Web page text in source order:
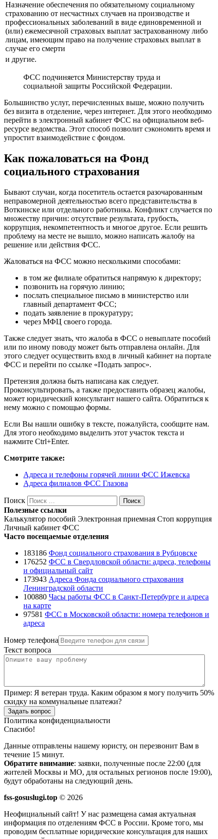
Назначение обеспечения по обязательному социальному
страхованию от несчастных случаев на производстве и
профессиональных заболеваний в виде единовременной и
(или) ежемесячной страховых выплат застрахованному либо
лицам, имеющим право на получение страховых выплат в
случае его смерти
и другие.
ФСС подчиняется Министерству труда и
социальной защиты Российской Федерации.
Большинство услуг, перечисленных выше, можно получить
без визита в отделение, через интернет. Для этого необходимо
перейти в электронный кабинет ФСС на официальном веб-
ресурсе ведомства. Этот способ позволит сэкономить время и
упростит взаимодействие с фондом.
Как пожаловаться на Фонд
социального страхования
Бывают случаи, когда посетитель остается разочарованным
неправомерной деятельностью всего представительства в
Воткинске или отдельного работника. Конфликт случается по
множеству причин: отсутствие результата, грубость,
коррупция, некомпетентность и многое другое. Если решить
проблему на месте не вышло, можно написать жалобу на
решение или действия ФСС.
Жаловаться на ФСС можно несколькими способами:
в том же филиале обратиться напрямую к директору;
позвонить на горячую линию;
послать специальное письмо в министерство или
главный департамент ФСС;
подать заявление в прокуратуру;
через МФЦ своего города.
Также следует знать, что жалоба в ФСС о невыплате пособий
или по иному поводу может быть отправлена онлайн. Для
этого следует осуществить вход в личный кабинет на портале
ФСС и перейти по ссылке «Подать запрос».
Претензия должна быть написана как следует.
Проконсультировать, а также предоставить образец жалобы,
может юридический консультант нашего сайта. Обратиться к
нему можно с помощью формы.
Если Вы нашли ошибку в тексте, пожалуйста, сообщите нам.
Для этого необходимо выделить этот участок текста и
нажмите Ctrl+Enter.
Смотрите также:
Адреса и телефоны горячей линии ФСС Ижевска
Адреса филиалов ФСС Глазова
Поиск Поиск
Полезные ссылки
Калькулятор пособий Электронная приемная Стоп коррупция
Личный кабинет ФСС
Часто посещаемые отделения
183186 Фонд социального страхования в Рубцовске
176252 ФСС в Свердловской области: адреса, телефоны
и официальный сайт
173943 Адреса Фонда социального страхования
Ленинградской области
100880 Часы работы ФСС в Санкт-Петербурге и адреса
на карте
97581 ФСС в Московской области: номера телефонов и
адреса
Номер телефона
Текст вопроса
Пример: Я ветеран труда. Каким образом я могу получить 50%
скидку на коммунальные платежи?
Задать вопрос
Политика конфиденциальности
Спасибо!
Данные отправлены нашему юристу, он перезвонит Вам в
течение 15 минут.
Обратите внимание: заявки, полученные после 22:00 (для
жителей Москвы и МО, для остальных регионов после 19:00),
будут обработаны на следующий день.
fss-gosuslugi.top © 2026
Неофициальный сайт! У нас размещена самая актуальная
информация по отделениям ФСС в России. Кроме того, мы
проводим бесплатные юридические консультация для наших